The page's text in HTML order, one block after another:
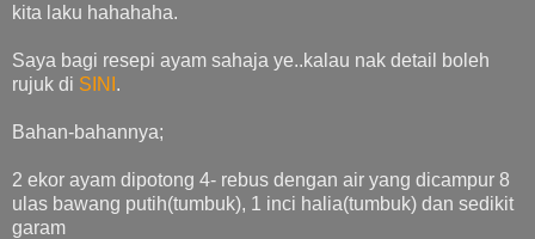
kita laku hahahaha.
Saya bagi resepi ayam sahaja ye..kalau nak detail boleh
rujuk di SINI .
Bahan-bahannya;
2 ekor ayam dipotong 4- rebus dengan air yang dicampur 8
ulas bawang putih(tumbuk), 1 inci halia(tumbuk) dan sedikit
garam